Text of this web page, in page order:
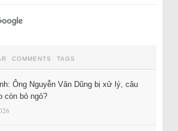
COMMENTS TAGS
Ông Nguyễn Văn Dũng bị xử lý, câu
còn bỏ ngỏ?